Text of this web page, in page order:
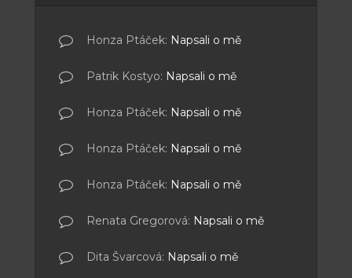
Honza Ptáček: Napsali o mě
Patrik Kostyo: Napsali o mě
Honza Ptáček: Napsali o mě
Honza Ptáček: Napsali o mě
Honza Ptáček: Napsali o mě
Renata Gregorová: Napsali o mě
Dita Švarcová: Napsali o mě